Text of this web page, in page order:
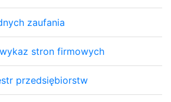
zaufania
stron firmowych
przedsiębiorstw